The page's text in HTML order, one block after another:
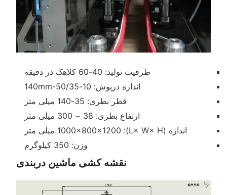
ظرفیت تولید: 40-60 کلاهک در دقیقه
اندازه درپوش: 10-50/35-140mm
قطر بطری: 35-140 میلی متر
ارتفاع بطری: 38 ~ 300 میلی متر
اندازه (L× W× H): 1000×800×1200 میلی متر
وزن: 350 کیلوگرم
نقشه کشی ماشین دربندی